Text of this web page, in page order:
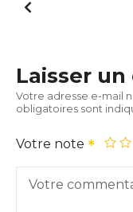
Laisser
Votre adresse e-mail
obligatoires sont
Votre note
Votre